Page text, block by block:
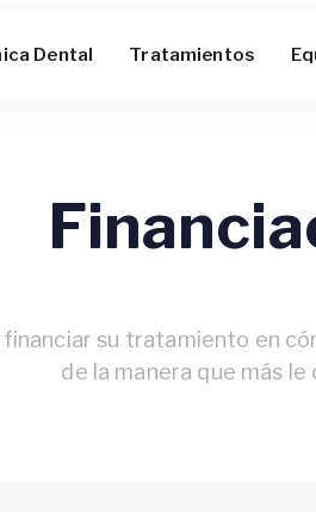
Dental Tratamientos
su tratamiento en
de la manera que más le